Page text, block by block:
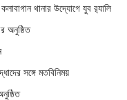
থানার উদ্যোগে যুব র‌্যালি
অনুষ্ঠিত
সঙ্গে মতবিনিময়